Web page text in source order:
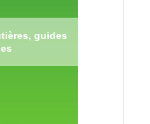
guides